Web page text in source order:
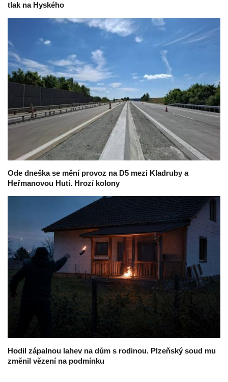
tlak na Hyského
Ode dneška se mění provoz na D5 mezi Kladruby a
Heřmanovou Hutí. Hrozí kolony
Hodil zápalnou lahev na dům s rodinou. Plzeňský soud mu
změnil vězení na podmínku